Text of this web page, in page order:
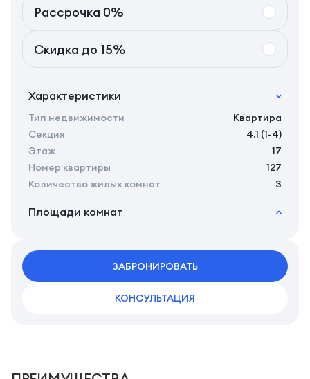
Рассрочка 0%
Скидка до 15%
Характеристики
Тип недвижимости
Квартира
Секция
4.1 (1-4)
Этаж
17
Номер квартиры
127
Количество жилых комнат
3
Площади комнат
Жилая площадь 75.25 м
ЗАБРОНИРОВАТЬ
КОНСУЛЬТАЦИЯ